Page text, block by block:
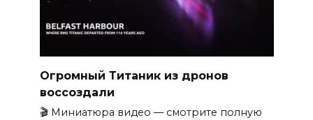
Огромный Титаник из дронов
воссоздали
🎬 Миниатюра видео — смотрите полную